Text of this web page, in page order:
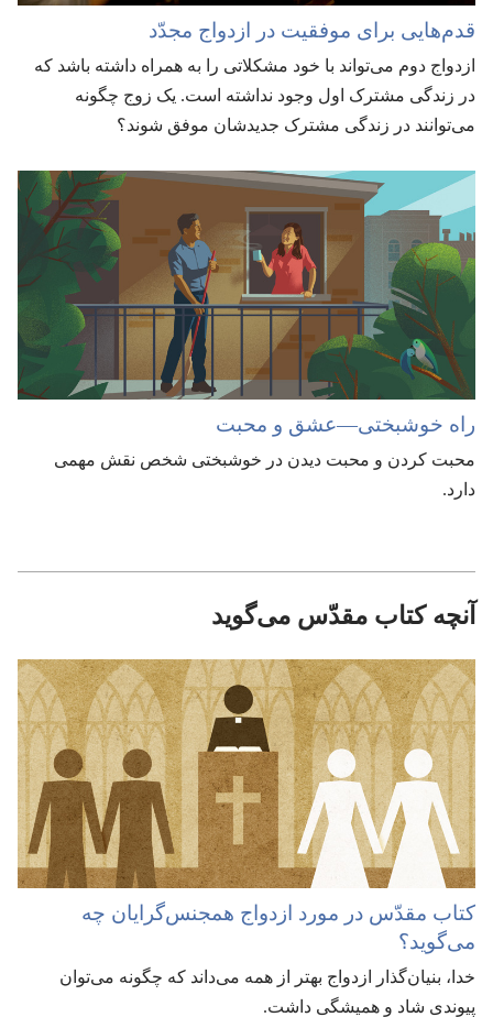
قدم‌هایی برای موفقیت در ازدواج مجدّد
ازدواج دوم می‌تواند با خود مشکلاتی را به همراه داشته باشد که
در زندگی مشترک اول وجود نداشته است.‏ یک زوج چگونه
می‌توانند در زندگی مشترک جدیدشان موفق شوند؟‏
راه خوشبختی—‏عشق و محبت
محبت کردن و محبت دیدن در خوشبختی شخص نقش مهمی
دارد.‏
آنچه کتاب مقدّس می‌گوید
کتاب مقدّس در مورد ازدواج همجنس‌گرایان چه
می‌گوید؟‏
خدا،‏ بنیان‌گذار ازدواج بهتر از همه می‌داند که چگونه می‌توان
پیوندی شاد و همیشگی داشت.‏